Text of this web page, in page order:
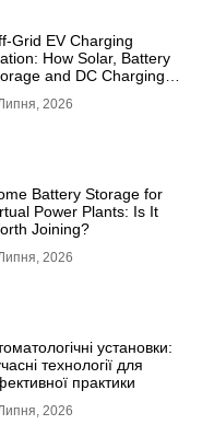
Grid EV Charging
How Solar, Battery
and DC Charging
2026
Battery Storage for
Power Plants: Is It
Joining?
2026
установки:
технології для
практики
2026